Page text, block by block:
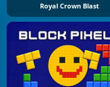
Royal Crown Blast